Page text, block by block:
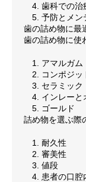
4. 歯科での治
5. 予防とメン
歯の詰め物に最
歯の詰め物に使
1. アマルガム
2. コンポジッ
3. セラミック
4. インレーと
5. ゴールド
詰め物を選ぶ際
1. 耐久性
2. 審美性
3. 値段
4. 患者の口腔